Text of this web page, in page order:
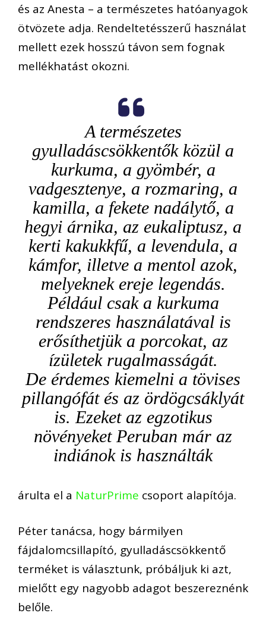
és az Anesta – a természetes hatóanyagok
ötvözete adja. Rendeltetésszerű használat
mellett ezek hosszú távon sem fognak
mellékhatást okozni.
A természetes
gyulladáscsökkentők közül a
kurkuma, a gyömbér, a
vadgesztenye, a rozmaring, a
kamilla, a fekete nadálytő, a
hegyi árnika, az eukaliptusz, a
kerti kakukkfű, a levendula, a
kámfor, illetve a mentol azok,
melyeknek ereje legendás.
Például csak a kurkuma
rendszeres használatával is
erősíthetjük a porcokat, az
ízületek rugalmasságát.
De érdemes kiemelni a tövises
pillangófát és az ördögcsáklyát
is. Ezeket az egzotikus
növényeket Peruban már az
indiánok is használták
árulta el a NaturPrime csoport alapítója.
Péter tanácsa, hogy bármilyen
fájdalomcsillapító, gyulladáscsökkentő
terméket is választunk, próbáljuk ki azt,
mielőtt egy nagyobb adagot beszereznénk
belőle.